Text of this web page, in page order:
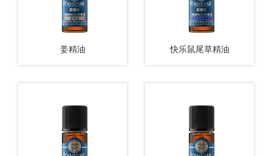
姜精油
查看更多
快乐鼠尾草精油
查看更多